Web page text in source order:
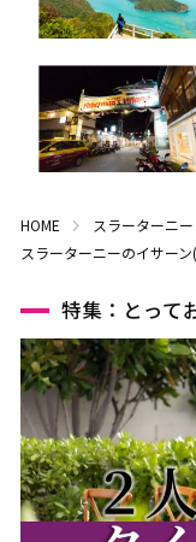
HOME スラーターニー
スラーターニーのイサー
特集：とって